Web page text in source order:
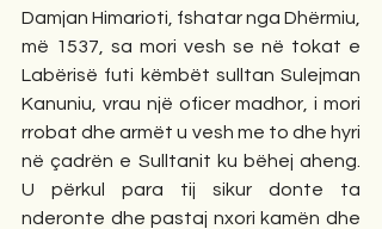
Damjan Himarioti, fshatar nga Dhërmiu,
më 1537, sa mori vesh se në tokat e
Labërisë futi këmbët sulltan Sulejman
Kanuniu, vrau një oficer madhor, i mori
rrobat dhe armët u vesh me to dhe hyri
në çadrën e Sulltanit ku bëhej aheng.
U përkul para tij sikur donte ta
nderonte dhe pastaj nxori kamën dhe